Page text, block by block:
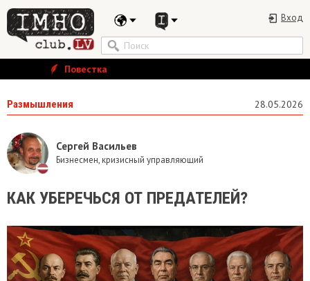
Вход
Повестка
Размышления 28.05.2026
Сергей Васильев
Бизнесмен, кризисный управляющий
КАК УБЕРЕЧЬСЯ ОТ ПРЕДАТЕЛЕЙ?